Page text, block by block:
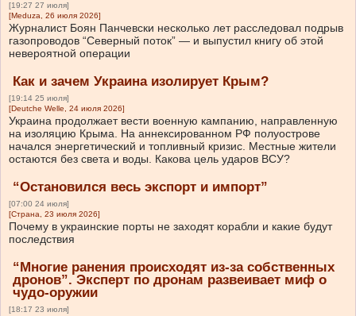
[19:27 27 июля]
[Meduza, 26 июля 2026]
Журналист Боян Панчевски несколько лет расследовал подрыв
газопроводов “Северный поток” — и выпустил книгу об этой
невероятной операции
Как и зачем Украина изолирует Крым?
[19:14 25 июля]
[Deutche Welle, 24 июля 2026]
Украина продолжает вести военную кампанию, направленную
на изоляцию Крыма. На аннексированном РФ полуострове
начался энергетический и топливный кризис. Местные жители
остаются без света и воды. Какова цель ударов ВСУ?
“Остановился весь экспорт и импорт”
[07:00 24 июля]
[Страна, 23 июля 2026]
Почему в украинские порты не заходят корабли и какие будут
последствия
“Многие ранения происходят из-за собственных
дронов”. Эксперт по дронам развеивает миф о
чудо-оружии
[18:17 23 июля]